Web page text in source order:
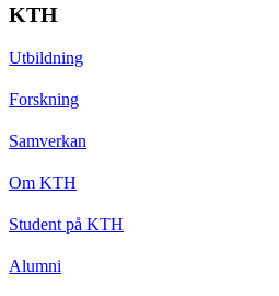
KTH
Utbildning
Forskning
Samverkan
Om KTH
Student på KTH
Alumni